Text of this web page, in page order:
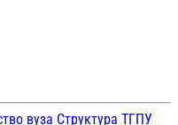
вуза Структура ТГПУ